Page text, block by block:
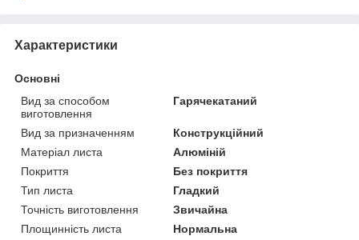
Характеристики
Основні
Вид за способом
виготовлення
Гарячекатаний
Вид за призначенням
Конструкційний
Матеріал листа
Алюміній
Покриття
Без покриття
Тип листа
Гладкий
Точність виготовлення
Звичайна
Площинність листа
Нормальна